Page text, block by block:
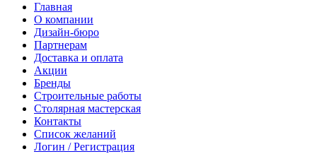
Главная
О компании
Дизайн-бюро
Партнерам
Доставка и оплата
Акции
Бренды
Строительные работы
Столярная мастерская
Контакты
Список желаний
Логин / Регистрация